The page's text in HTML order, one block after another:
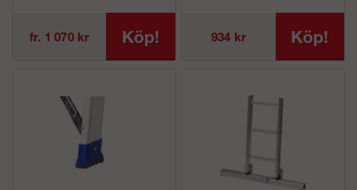
fr. 1 070 kr Köp! 934 kr Köp!